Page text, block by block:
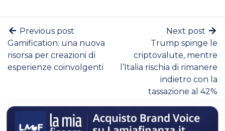
Previous post
Gamification: una nuova
risorsa per creazioni di
esperienze coinvolgenti
Next post
Trump spinge le
criptovalute, mentre
l’Italia rischia di rimanere
indietro con la
tassazione al 42%